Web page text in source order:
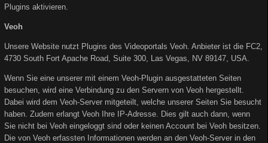
Plugins aktivieren.
Veoh
Unsere Website nutzt Plugins des Videoportals Veoh. Anbieter ist die FC2,
4730 South Fort Apache Road, Suite 300, Las Vegas, NV 89147, USA.
Wenn Sie eine unserer mit einem Veoh-Plugin ausgestatteten Seiten
besuchen, wird eine Verbindung zu den Servern von Veoh hergestellt.
Dabei wird dem Veoh-Server mitgeteilt, welche unserer Seiten Sie besucht
haben. Zudem erlangt Veoh Ihre IP-Adresse. Dies gilt auch dann, wenn
Sie nicht bei Veoh eingeloggt sind oder keinen Account bei Veoh besitzen.
Die von Veoh erfassten Informationen werden an den Veoh-Server in den